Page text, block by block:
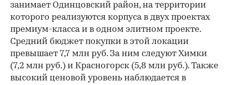
занимает Одинцовский район, на территории
которого реализуются корпуса в двух проектах
премиум-класса и в одном элитном проекте.
Средний бюджет покупки в этой локации
превышает 7,7 млн руб. За ним следуют Химки
(7,2 млн руб.) и Красногорск (5,8 млн руб.). Также
высокий ценовой уровень наблюдается в